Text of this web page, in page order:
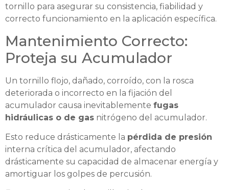
tornillo para asegurar su consistencia, fiabilidad y
correcto funcionamiento en la aplicación específica.
Mantenimiento Correcto:
Proteja su Acumulador
Un tornillo flojo, dañado, corroído, con la rosca
deteriorada o incorrecto en la fijación del
acumulador causa inevitablemente fugas
hidráulicas o de gas nitrógeno del acumulador.
Esto reduce drásticamente la pérdida de presión
interna crítica del acumulador, afectando
drásticamente su capacidad de almacenar energía y
amortiguar los golpes de percusión.